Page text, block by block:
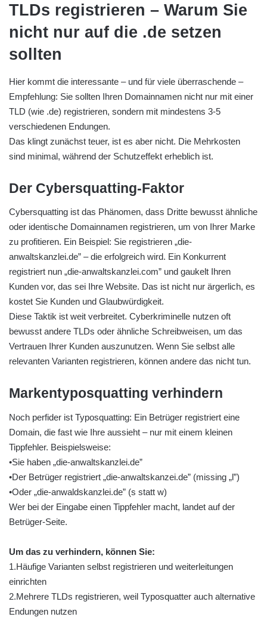
TLDs registrieren – Warum Sie
nicht nur auf die .de setzen
sollten
Hier kommt die interessante – und für viele überraschende –
Empfehlung: Sie sollten Ihren Domainnamen nicht nur mit einer
TLD (wie .de) registrieren, sondern mit mindestens 3-5
verschiedenen Endungen.
Das klingt zunächst teuer, ist es aber nicht. Die Mehrkosten
sind minimal, während der Schutzeffekt erheblich ist.
Der Cybersquatting-Faktor
Cybersquatting ist das Phänomen, dass Dritte bewusst ähnliche
oder identische Domainnamen registrieren, um von Ihrer Marke
zu profitieren. Ein Beispiel: Sie registrieren „die-
anwaltskanzlei.de” – die erfolgreich wird. Ein Konkurrent
registriert nun „die-anwaltskanzlei.com” und gaukelt Ihren
Kunden vor, das sei Ihre Website. Das ist nicht nur ärgerlich, es
kostet Sie Kunden und Glaubwürdigkeit.
Diese Taktik ist weit verbreitet. Cyberkriminelle nutzen oft
bewusst andere TLDs oder ähnliche Schreibweisen, um das
Vertrauen Ihrer Kunden auszunutzen. Wenn Sie selbst alle
relevanten Varianten registrieren, können andere das nicht tun.
Markentyposquatting verhindern
Noch perfider ist Typosquatting: Ein Betrüger registriert eine
Domain, die fast wie Ihre aussieht – nur mit einem kleinen
Tippfehler. Beispielsweise:
•Sie haben „die-anwaltskanzlei.de”
•Der Betrüger registriert „die-anwaltskanzei.de” (missing „l”)
•Oder „die-anwaldskanzlei.de” (s statt w)
Wer bei der Eingabe einen Tippfehler macht, landet auf der
Betrüger-Seite.
Um das zu verhindern, können Sie:
1.Häufige Varianten selbst registrieren und weiterleitungen
einrichten
2.Mehrere TLDs registrieren, weil Typosquatter auch alternative
Endungen nutzen